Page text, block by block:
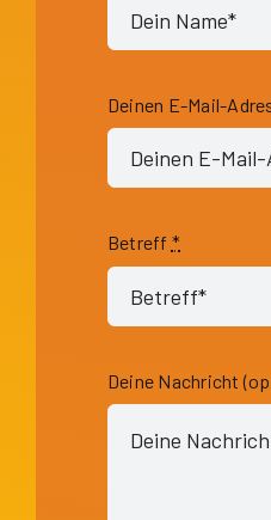
Deinen E-Mail-
Betreff *
Deine Nachricht